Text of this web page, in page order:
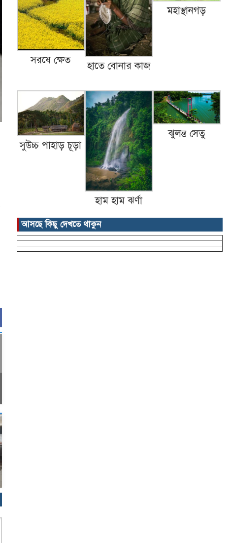
সরষে ক্ষেত হাতে বোনার কাজ
মহাস্থানগড়
সুউচ্চ পাহাড় চূড়া
হাম হাম ঝর্ণা
ঝুলন্ত সেতু
আসছে কিছু দেখতে থাকুন